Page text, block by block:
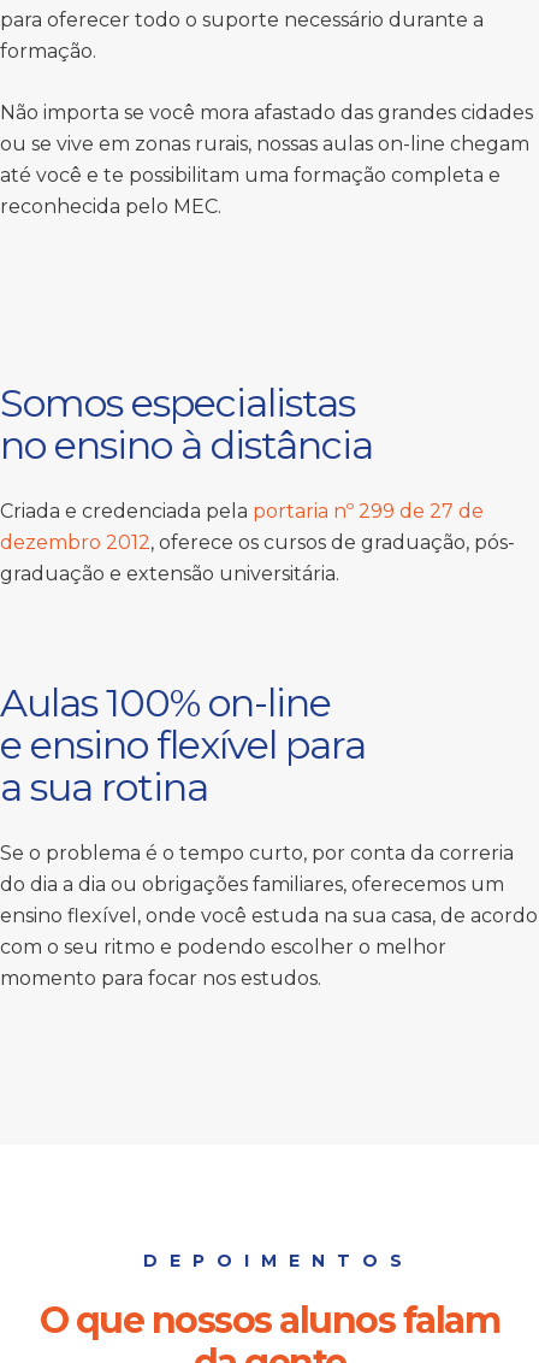
para oferecer todo o suporte necessário durante a
formação.
Não importa se você mora afastado das grandes cidades
ou se vive em zonas rurais, nossas aulas on-line chegam
até você e te possibilitam uma formação completa e
reconhecida pelo MEC.
Somos especialistas
no ensino à distância
Criada e credenciada pela portaria nº 299 de 27 de
dezembro 2012, oferece os cursos de graduação, pós-
graduação e extensão universitária.
Aulas 100% on-line
e ensino flexível para
a sua rotina
Se o problema é o tempo curto, por conta da correria
do dia a dia ou obrigações familiares, oferecemos um
ensino flexível, onde você estuda na sua casa, de acordo
com o seu ritmo e podendo escolher o melhor
momento para focar nos estudos.
DEPOIMENTOS
O que nossos alunos falam